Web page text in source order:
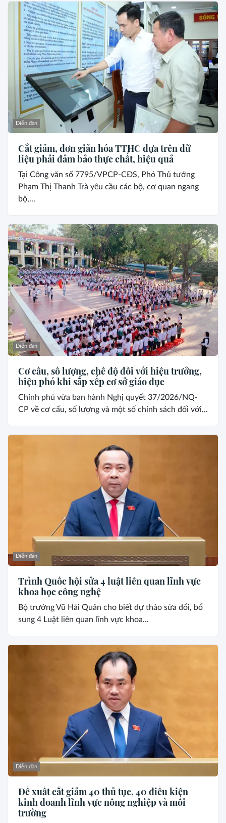
Diễn đàn
Cắt giảm, đơn giản hóa TTHC dựa trên dữ
liệu phải đảm bảo thực chất, hiệu quả
Tại Công văn số 7795/VPCP-CĐS, Phó Thủ tướng
Phạm Thị Thanh Trà yêu cầu các bộ, cơ quan ngang
bộ,...
Diễn đàn
Cơ cấu, số lượng, chế độ đối với hiệu trưởng,
hiệu phó khi sắp xếp cơ sở giáo dục
Chính phủ vừa ban hành Nghị quyết 37/2026/NQ-
CP về cơ cấu, số lượng và một số chính sách đối với...
Diễn đàn
Trình Quốc hội sửa 4 luật liên quan lĩnh vực
khoa học công nghệ
Bộ trưởng Vũ Hải Quân cho biết dự thảo sửa đổi, bổ
sung 4 Luật liên quan lĩnh vực khoa...
Diễn đàn
Đề xuất cắt giảm 40 thủ tục, 40 điều kiện
kinh doanh lĩnh vực nông nghiệp và môi
trường